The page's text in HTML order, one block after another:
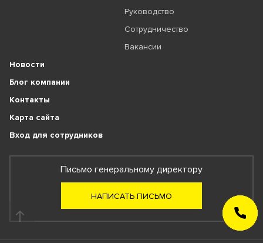
Руководство
Сотрудничество
Вакансии
Новости
Блог компании
Контакты
Карта сайта
Вход для сотрудников
Письмо генеральному директору
НАПИСАТЬ ПИСЬМО
ЗАКАЗАТЬ
ЗВОНОК